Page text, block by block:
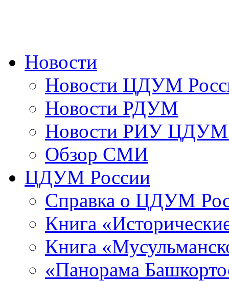
Новости
Новости ЦДУМ
Новости РДУМ
Новости РИУ ЦДУМ
Обзор СМИ
ЦДУМ России
Справка о ЦДУМ
Книга
Книга
«Панорама